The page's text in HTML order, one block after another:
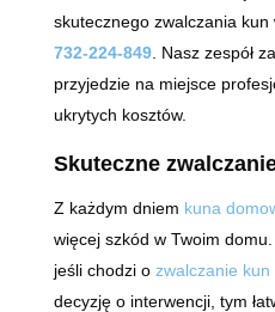
skutecznego zwalczania
732-224-849. Nasz zespół
przyjedzie na miejsce
ukrytych kosztów.
Skuteczne
Z każdym dniem kuna
więcej szkód w Twoim
jeśli chodzi o zwalczanie kun
decyzję o interwencji, tym